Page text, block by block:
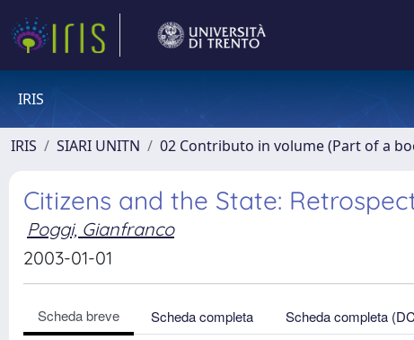
IRIS
IRIS SIARI UNITN 02 Contributo in volume (Part of a
Citizens and the State:
Poggi, Gianfranco
2003-01-01
Scheda breve Scheda completa Scheda completa